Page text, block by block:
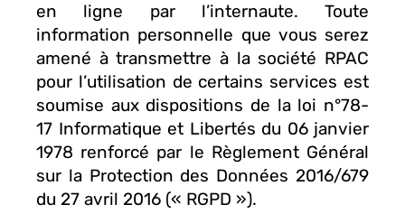
en ligne par l’internaute. Toute
information personnelle que vous serez
amené à transmettre à la société RPAC
pour l’utilisation de certains services est
soumise aux dispositions de la loi n°78-
17 Informatique et Libertés du 06 janvier
1978 renforcé par le Règlement Général
sur la Protection des Données 2016/679
du 27 avril 2016 (« RGPD »).